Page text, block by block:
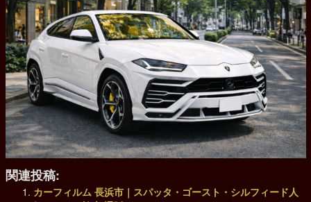
関連投稿:
カーフィルム 長浜市｜スパッタ・ゴースト・シルフィード人